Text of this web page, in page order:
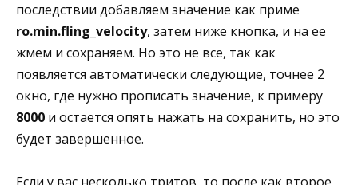
последствии добавляем значение как приме
ro.min.fling_velocity, затем ниже кнопка, и на ее
жмем и сохраняем. Но это не все, так как
появляется автоматически следующие, точнее 2
окно, где нужно прописать значение, к примеру
8000 и остается опять нажать на сохранить, но это
будет завершенное.